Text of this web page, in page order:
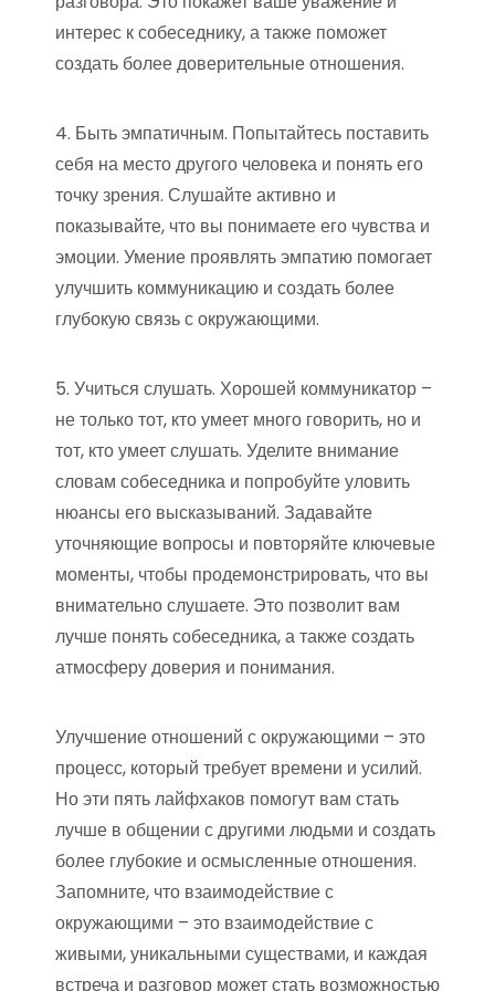
интерес к собеседнику, а также поможет
создать более доверительные отношения.
4. Быть эмпатичным. Попытайтесь поставить
себя на место другого человека и понять его
точку зрения. Слушайте активно и
показывайте, что вы понимаете его чувства и
эмоции. Умение проявлять эмпатию помогает
улучшить коммуникацию и создать более
глубокую связь с окружающими.
5. Учиться слушать. Хорошей коммуникатор –
не только тот, кто умеет много говорить, но и
тот, кто умеет слушать. Уделите внимание
словам собеседника и попробуйте уловить
нюансы его высказываний. Задавайте
уточняющие вопросы и повторяйте ключевые
моменты, чтобы продемонстрировать, что вы
внимательно слушаете. Это позволит вам
лучше понять собеседника, а также создать
атмосферу доверия и понимания.
Улучшение отношений с окружающими – это
процесс, который требует времени и усилий.
Но эти пять лайфхаков помогут вам стать
лучше в общении с другими людьми и создать
более глубокие и осмысленные отношения.
Запомните, что взаимодействие с
окружающими – это взаимодействие с
живыми, уникальными существами, и каждая
встреча и разговор может стать возможностью